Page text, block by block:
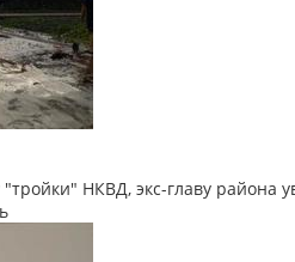
НКВД, экс-главу района